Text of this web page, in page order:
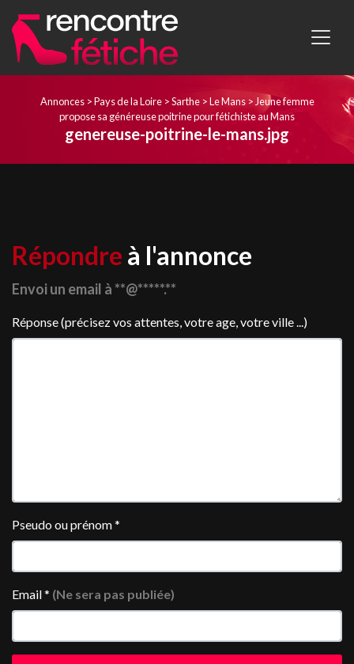
Annonces>Pays de la Loire>Sarthe>Le Mans> Jeune femme
propose sa généreuse poitrine pour fétichiste au Mans
genereuse-poitrine-le-mans.jpg
Répondre à l'annonce
Envoi un email à **@*****.**
Réponse (précisez vos attentes, votre age, votre ville ...)
Pseudo ou prénom*
Email* (Ne sera pas publiée)